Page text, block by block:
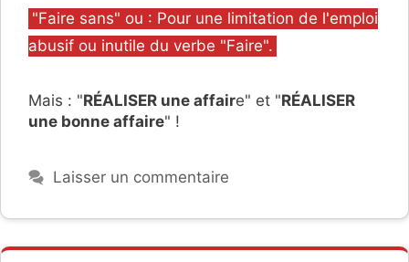
Catégories
"Faire sans" ou : Pour une limitation de l'emploi
abusif ou inutile du verbe "Faire".
Mais : "RÉALISER une affaire" et "RÉALISER
une bonne affaire" !
Laisser un commentaire